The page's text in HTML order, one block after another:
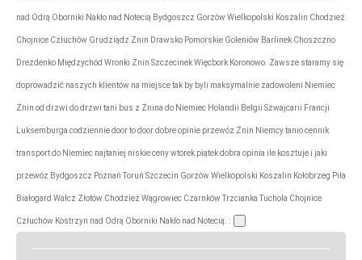
nad Odrą Oborniki Nakło nad Notecią Bydgoszcz Gorzów Wielkopolski Koszalin Chodzież
Chojnice Człuchów Grudziądz Żnin Drawsko Pomorskie Goleniów Barlinek Choszczno
Drezdenko Międzychód Wronki Żnin Szczecinek Więcbork Koronowo. Zawsze staramy się
doprowadzić naszych klientów na miejsce tak by byli maksymalnie zadowoleni Niemiec
Żnin od drzwi do drzwi tani bus z Żnina do Niemiec Holandii Belgii Szwajcarii Francji
Luksemburga codziennie door to door dobre opinie przewóz Żnin Niemcy tanio cennik
transport do Niemiec najtaniej niskie ceny wtorek piątek dobra opinia ile kosztuje i jaki
przewóz Bydgoszcz Poznań Toruń Szczecin Gorzów Wielkopolski Koszalin Kołobrzeg Piła
Białogard Wałcz Złotów Chodzież Wągrowiec Czarnków Trzcianka Tuchola Chojnice
Człuchów Kostrzyn nad Odrą Oborniki Nakło nad Notecią. :